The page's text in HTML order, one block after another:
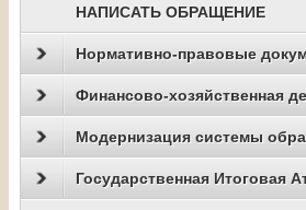
НАПИСАТЬ ОБРАЩЕНИЕ
Нормативно-правовые
Финансово-хозяйственная
Модернизация системы
Государственная Итоговая